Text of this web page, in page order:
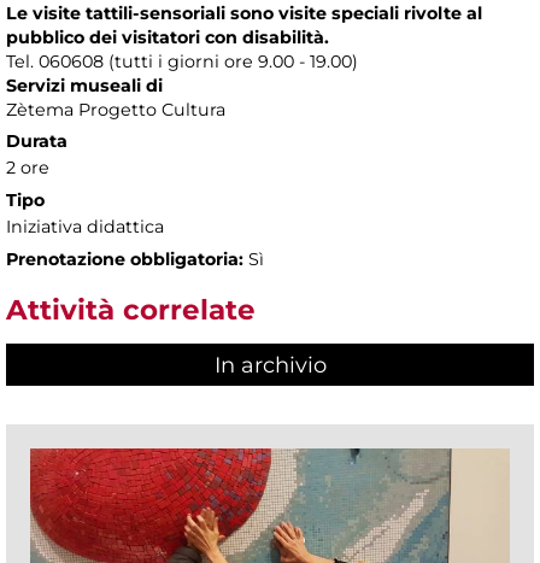
Le visite tattili-sensoriali sono visite speciali rivolte al
pubblico dei visitatori con disabilità.
Tel. 060608 (tutti i giorni ore 9.00 - 19.00)
Servizi museali di
Zètema Progetto Cultura
Durata
2 ore
Tipo
Iniziativa didattica
Prenotazione obbligatoria: Sì
Attività correlate
In archivio